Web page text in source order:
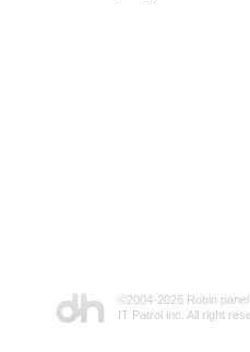
©2004-2026 Robin panel
IT Patrol inc. All right